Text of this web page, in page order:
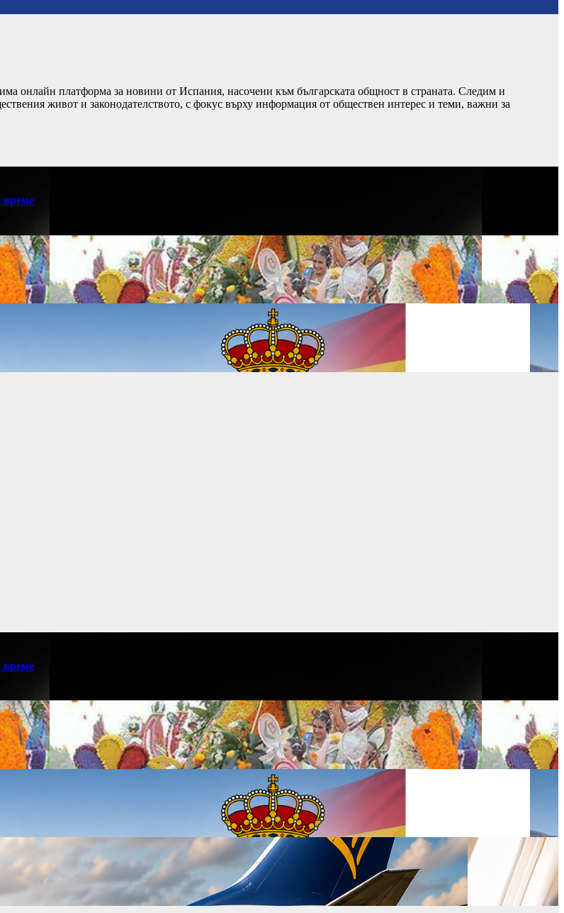
онлайн платформа за новини от Испания, насочени към българската общност в страната. Следим и
живот и законодателството, с фокус върху информация от обществен интерес и теми, важни за